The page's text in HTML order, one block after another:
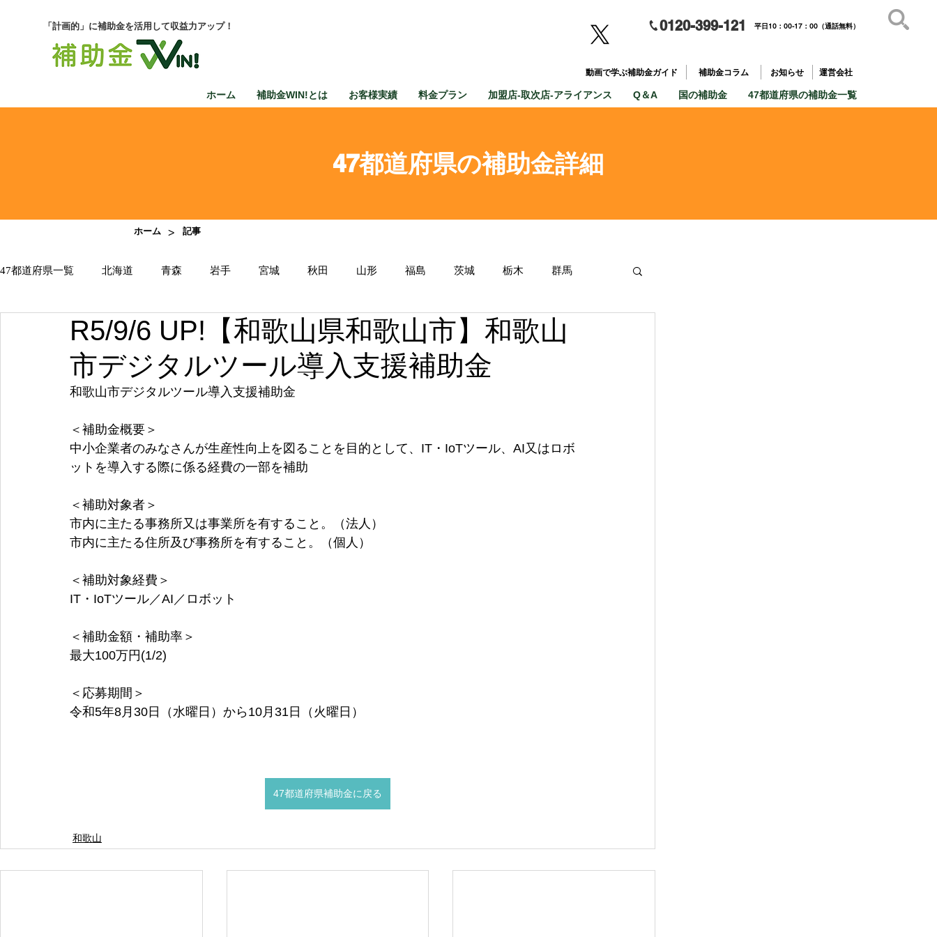
「計画的」に補助金を活用して収益力アップ！ 0120-399-121 平日10：00-17：00（通話無料）
動画で学ぶ補助金ガイド 補助金コラム お知らせ 運営会社
ホーム 補助金WIN!とは お客様実績 料金プラン 加盟店-取次店-アライアンス Q＆A 国の補助金 47都道府県の補助金一覧
47都道府県の補助金詳細
ホーム > 記事
47都道府県一覧 北海道 青森 岩手 宮城 秋田 山形 福島 茨城 栃木 群馬
千葉 東京 神奈川 新潟 富山 石川 福井 山梨 長野 岐阜
三重 滋賀 奈良 和歌山
R5/9/6 UP!【和歌山県和歌山市】和歌山
市デジタルツール導入支援補助金
和歌山市デジタルツール導入支援補助金
＜補助金概要＞
中小企業者のみなさんが生産性向上を図ることを目的として、IT・IoTツール、AI又はロボ
ットを導入する際に係る経費の一部を補助
＜補助対象者＞
市内に主たる事務所又は事業所を有すること。（法人）
市内に主たる住所及び事務所を有すること。（個人）
＜補助対象経費＞
IT・IoTツール／AI／ロボット
＜補助金額・補助率＞
最大100万円(1/2)
＜応募期間＞
令和5年8月30日（水曜日）から10月31日（火曜日）
47都道府県補助金に戻る
和歌山